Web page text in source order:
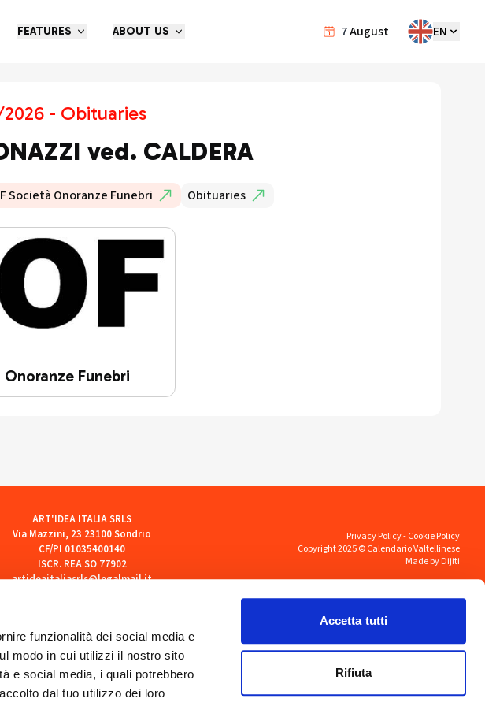
funzionalità dei social media e
modo in cui utilizzi il nostro sito
e social media, i quali potrebbero
dal tuo utilizzo dei loro
Accetta tutti
Rifiuta
7August EN
FEATURES ABOUT US
- Obituaries
ved. CALDERA
Società Onoranze Funebri Obituaries
Funebri
ART'IDEA ITALIA SRLS
Via Mazzini, 23 23100 Sondrio
CF/PI 01035400140
ISCR. REA SO 77902
artideaitaliasrls@legalmail.it
Privacy Policy-Cookie Policy
Copyright 2025 © Calendario Valtellinese
Made by Dijiti